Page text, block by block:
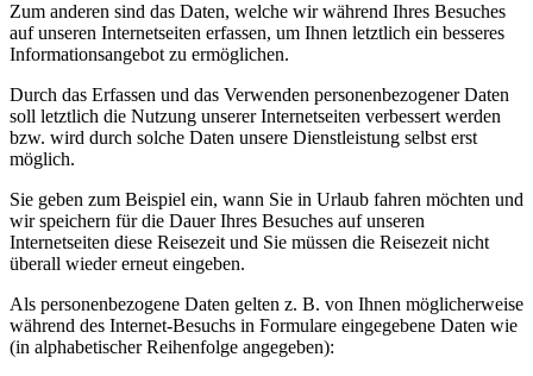
Zum anderen sind das Daten, welche wir während Ihres Besuches
auf unseren Internetseiten erfassen, um Ihnen letztlich ein besseres
Informationsangebot zu ermöglichen.
Durch das Erfassen und das Verwenden personenbezogener Daten
soll letztlich die Nutzung unserer Internetseiten verbessert werden
bzw. wird durch solche Daten unsere Dienstleistung selbst erst
möglich.
Sie geben zum Beispiel ein, wann Sie in Urlaub fahren möchten und
wir speichern für die Dauer Ihres Besuches auf unseren
Internetseiten diese Reisezeit und Sie müssen die Reisezeit nicht
überall wieder erneut eingeben.
Als personenbezogene Daten gelten z. B. von Ihnen möglicherweise
während des Internet-Besuchs in Formulare eingegebene Daten wie
(in alphabetischer Reihenfolge angegeben):